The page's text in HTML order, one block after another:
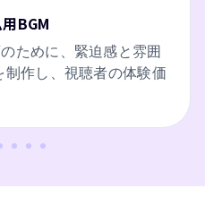
BGM
ために、緊迫感と雰囲
作し、視聴者の体験価